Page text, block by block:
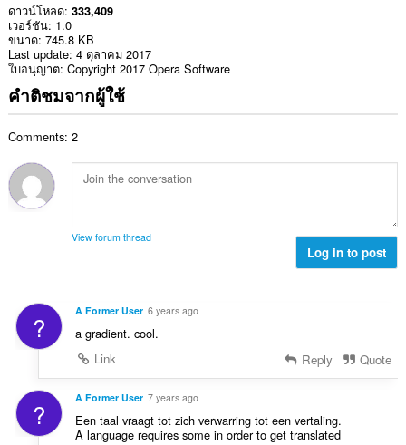
ดาวน์โหลด 333,409
เวอร์ชัน 1.0
ขนาด 745.8 KB
Last update 4 ตุลาคม 2017
ใบอนุญาต Copyright 2017 Opera Software
คำติชมจากผู้ใช้
Comments: 2
View forum thread
Log in to post
? A Former User 6 years ago
a gradient. cool.
Link
Reply Quote
? A Former User 7 years ago
Een taal vraagt tot zich verwarring tot een vertaling.
A language requires some in order to get translated